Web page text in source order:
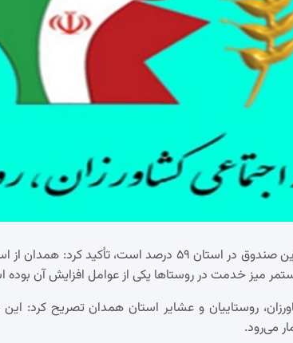
شکری با بیان اینکه ضریب نفوذ این صندوق در استان ۵۹
می‌رود.